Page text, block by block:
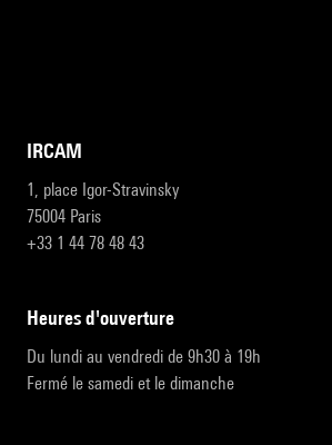
IRCAM
1, place Igor-Stravinsky
75004 Paris
+33 1 44 78 48 43
heures d'ouverture
Du lundi au vendredi de 9h30 à 19h
Fermé le samedi et le dimanche